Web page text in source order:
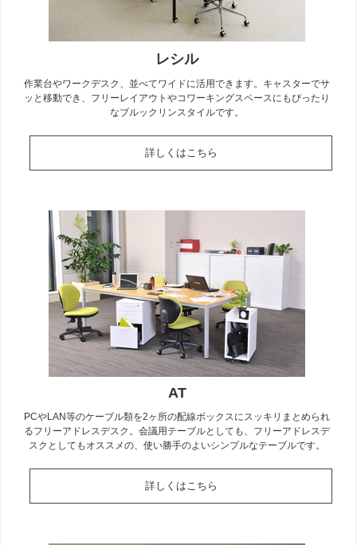
AT
PCやLAN等のケーブル類を2ヶ所の配線ボックスにスッキリまとめられ
るフリーアドレスデスク。会議用テーブルとしても、フリーアドレスデ
スクとしてもオススメの、使い勝手のよいシンプルなテーブルです。
詳しくはこちら
レシル
作業台やワークデスク、並べてワイドに活用できます。キャスターでサ
ッと移動でき、フリーレイアウトやコワーキングスペースにもぴったり
なブルックリンスタイルです。
詳しくはこちら